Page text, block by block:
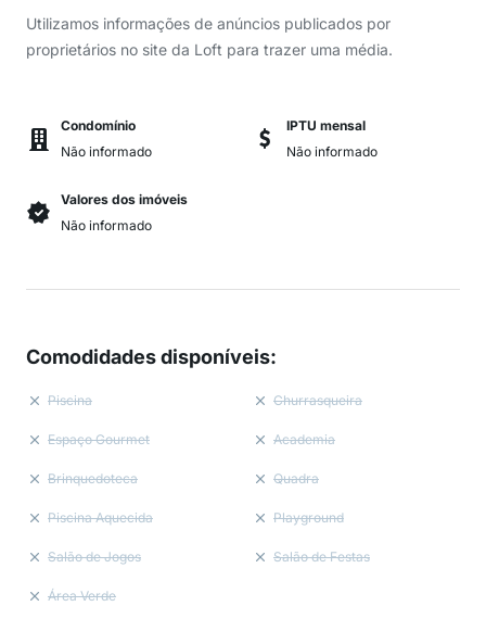
Utilizamos informações de anúncios publicados por
proprietários no site da Loft para trazer uma média.
Condomínio
Não informado
IPTU mensal
Não informado
Valores dos imóveis
Não informado
Comodidades disponíveis:
Piscina Churrasqueira
Espaço Gourmet Academia
Brinquedoteca Quadra
Piscina Aquecida Playground
Salão de Jogos Salão de Festas
Área Verde